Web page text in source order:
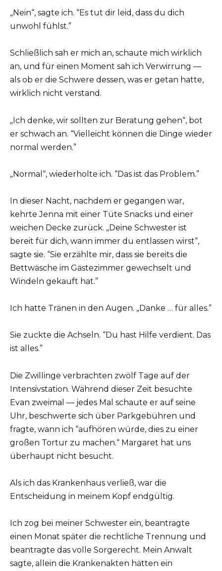
„Nein“, sagte ich. “Es tut dir leid, dass du dich
unwohl fühlst.”
Schließlich sah er mich an, schaute mich wirklich
an, und für einen Moment sah ich Verwirrung —
als ob er die Schwere dessen, was er getan hatte,
wirklich nicht verstand.
„Ich denke, wir sollten zur Beratung gehen“, bot
er schwach an. “Vielleicht können die Dinge wieder
normal werden.”
„Normal“, wiederholte ich. “Das ist das Problem.”
In dieser Nacht, nachdem er gegangen war,
kehrte Jenna mit einer Tüte Snacks und einer
weichen Decke zurück. „Deine Schwester ist
bereit für dich, wann immer du entlassen wirst“,
sagte sie. “Sie erzählte mir, dass sie bereits die
Bettwäsche im Gästezimmer gewechselt und
Windeln gekauft hat.”
Ich hatte Tränen in den Augen. „Danke … für alles.”
Sie zuckte die Achseln. “Du hast Hilfe verdient. Das
ist alles.”
Die Zwillinge verbrachten zwölf Tage auf der
Intensivstation. Während dieser Zeit besuchte
Evan zweimal — jedes Mal schaute er auf seine
Uhr, beschwerte sich über Parkgebühren und
fragte, wann ich “aufhören würde, dies zu einer
großen Tortur zu machen.“ Margaret hat uns
überhaupt nicht besucht.
Als ich das Krankenhaus verließ, war die
Entscheidung in meinem Kopf endgültig.
Ich zog bei meiner Schwester ein, beantragte
einen Monat später die rechtliche Trennung und
beantragte das volle Sorgerecht. Mein Anwalt
sagte, allein die Krankenakten hätten ein